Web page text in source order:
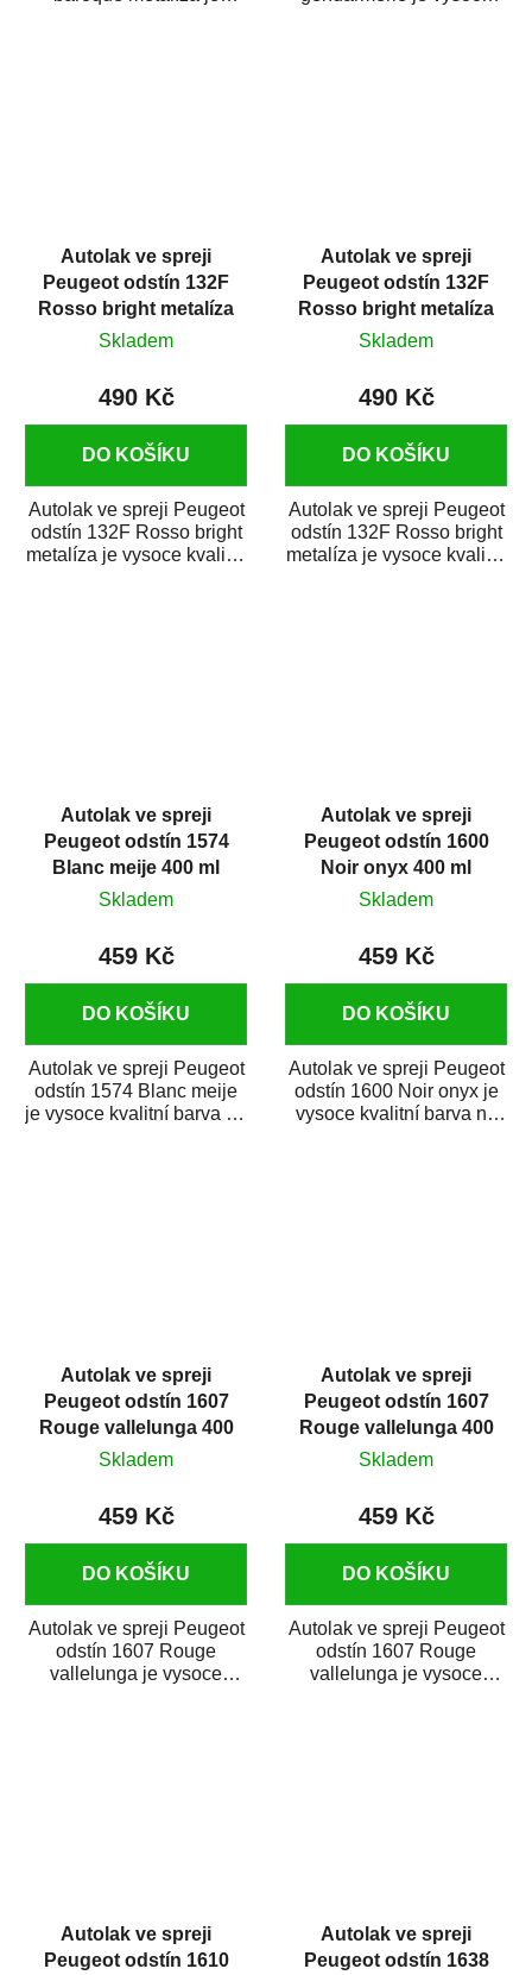
Autolak ve spreji
Peugeot odstín 132F
Rosso bright metalíza
375 ml
Skladem
490 Kč
DO KOŠÍKU
Autolak ve spreji Peugeot
odstín 132F Rosso bright
metalíza je vysoce kvalitní
Autolak ve spreji
Peugeot odstín 132F
Rosso bright metalíza
375 ml
Skladem
490 Kč
DO KOŠÍKU
Autolak ve spreji Peugeot
odstín 132F Rosso bright
metalíza je vysoce kvalitní
Autolak ve spreji
Peugeot odstín 1574
Blanc meije 400 ml
Skladem
459 Kč
DO KOŠÍKU
Autolak ve spreji Peugeot
odstín 1574 Blanc meije
je vysoce kvalitní barva na
Autolak ve spreji
Peugeot odstín 1600
Noir onyx 400 ml
Skladem
459 Kč
DO KOŠÍKU
Autolak ve spreji Peugeot
odstín 1600 Noir onyx je
vysoce kvalitní barva na
Autolak ve spreji
Peugeot odstín 1607
Rouge vallelunga 400
ml
Skladem
459 Kč
DO KOŠÍKU
Autolak ve spreji Peugeot
odstín 1607 Rouge
vallelunga je vysoce
Autolak ve spreji
Peugeot odstín 1607
Rouge vallelunga 400
ml
Skladem
459 Kč
DO KOŠÍKU
Autolak ve spreji Peugeot
odstín 1607 Rouge
vallelunga je vysoce
Autolak ve spreji
Peugeot odstín 1610
Autolak ve spreji
Peugeot odstín 1638